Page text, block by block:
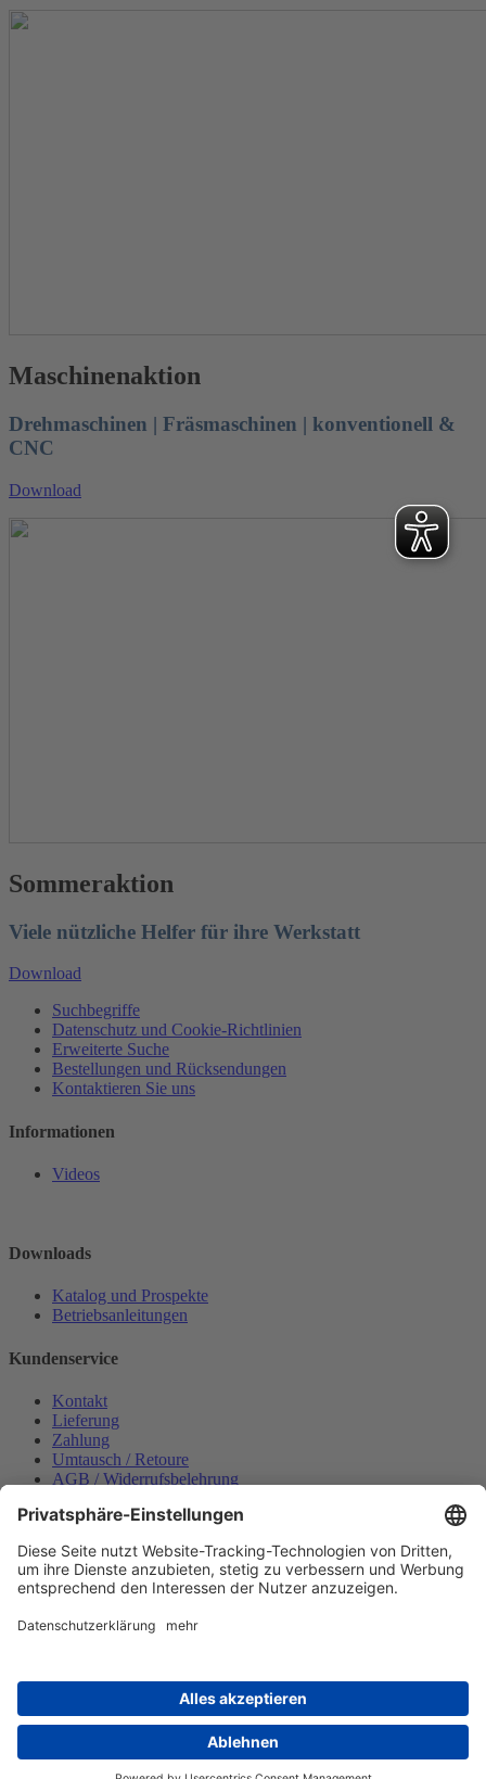
Maschinenaktion
Drehmaschinen | Fräsmaschinen | konventionell &
CNC
Download
Sommeraktion
Viele nützliche Helfer für ihre Werkstatt
Download
Suchbegriffe
Datenschutz und Cookie-Richtlinien
Erweiterte Suche
Bestellungen und Rücksendungen
Kontaktieren Sie uns
Informationen
Videos
Downloads
Katalog und Prospekte
Betriebsanleitungen
Kundenservice
Kontakt
Lieferung
Zahlung
Umtausch / Retoure
AGB / Widerrufsbelehrung
Datenschutzerklärung
Bestellung widerrufen
Mein konto
Zahlungsmöglichkeiten